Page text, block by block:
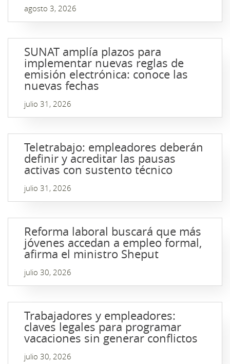
agosto 3, 2026
SUNAT amplía plazos para
implementar nuevas reglas de
emisión electrónica: conoce las
nuevas fechas
julio 31, 2026
Teletrabajo: empleadores deberán
definir y acreditar las pausas
activas con sustento técnico
julio 31, 2026
Reforma laboral buscará que más
jóvenes accedan a empleo formal,
afirma el ministro Sheput
julio 30, 2026
Trabajadores y empleadores:
claves legales para programar
vacaciones sin generar conflictos
julio 30, 2026